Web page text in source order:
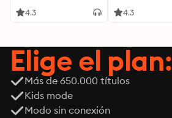
4.3 4.3
Elige el plan:
Más de 650.000 títulos
Kids mode
Modo sin conexión